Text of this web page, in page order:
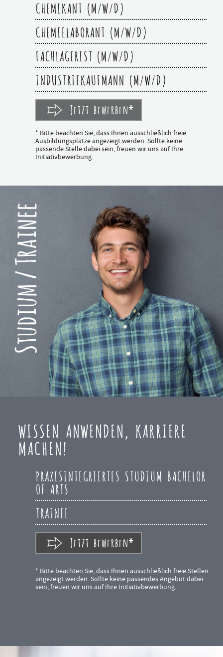
CHEMIKANT (M/W/D)
CHEMIELABORANT (M/W/D)
FACHLAGERIST (M/W/D)
INDUSTRIEKAUFMANN (M/W/D)
Jetzt bewerben*
* Bitte beachten Sie, dass Ihnen ausschließlich freie
Ausbildungsplätze angezeigt werden. Sollte keine
passende Stelle dabei sein, freuen wir uns auf Ihre
Initiativbewerbung.
WISSEN ANWENDEN, KARRIERE
MACHEN!
PRAXISINTEGRIERTES STUDIUM BACHELOR
OF ARTS
TRAINEE
Jetzt bewerben*
* Bitte beachten Sie, dass Ihnen ausschließlich freie Stellen
angezeigt werden. Sollte keine passendes Angebot dabei
sein, freuen wir uns auf Ihre Initiativbewerbung.